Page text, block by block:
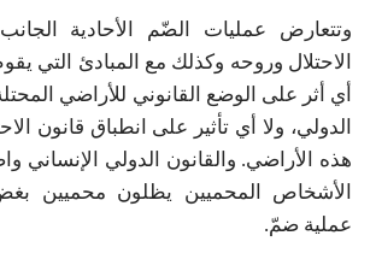
وتتعارض عمليات الضّم الأحادية
الاحتلال وروحه وكذلك مع المبادئ التي
أي أثر على الوضع القانوني للأراضي
الدولي، ولا أي تأثير على انطباق قانون
هذه الأراضي. والقانون الدولي الإنساني
الأشخاص المحميين يظلون محميين
عملية ضمّ.